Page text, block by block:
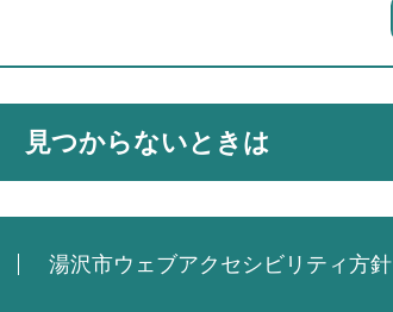
見つからないときは
湯沢市ウェブアクセシビリティ方針